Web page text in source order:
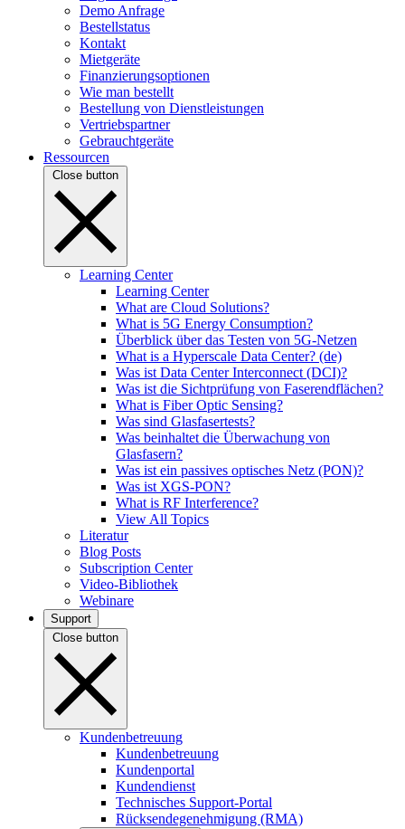
Demo Anfrage
Bestellstatus
Kontakt
Mietgeräte
Finanzierungsoptionen
Wie man bestellt
Bestellung von Dienstleistungen
Vertriebspartner
Gebrauchtgeräte
Ressourcen
Close button
Learning Center
Learning Center
What are Cloud Solutions?
What is 5G Energy Consumption?
Überblick über das Testen von 5G-Netzen
What is a Hyperscale Data Center? (de)
Was ist Data Center Interconnect (DCI)?
Was ist die Sichtprüfung von Faserendflächen?
What is Fiber Optic Sensing?
Was sind Glasfasertests?
Was beinhaltet die Überwachung von
Glasfasern?
Was ist ein passives optisches Netz (PON)?
Was ist XGS-PON?
What is RF Interference?
View All Topics
Literatur
Blog Posts
Subscription Center
Video-Bibliothek
Webinare
Support
Close button
Kundenbetreuung
Kundenbetreuung
Kundenportal
Kundendienst
Technisches Support-Portal
Rücksendegenehmigung (RMA)